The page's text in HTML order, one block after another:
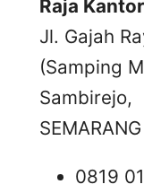
Raja
Jl. Gajah
(Samping
Sambirejo,
SEMARANG
0819